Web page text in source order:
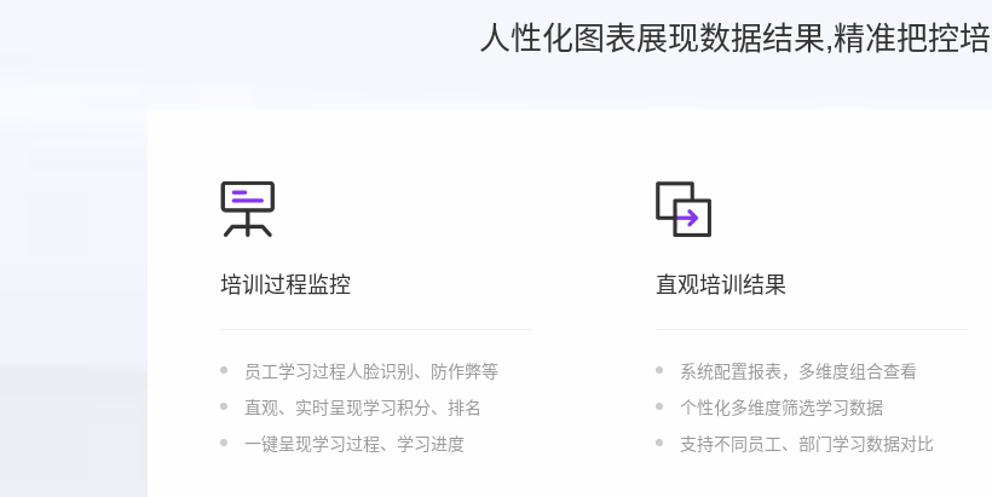
人性化图表展现数据结果,精准把控
培训过程监控
员工学习过程人脸识别、防作弊等
直观、实时呈现学习积分、排名
一键呈现学习过程、学习进度
直观培训结果
系统配置报表，多维度组合查看
个性化多维度筛选学习数据
支持不同员工、部门学习数据对比